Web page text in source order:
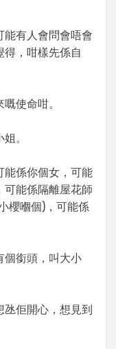
能有人會問會唔會
得，咁樣先係自
使命咁。
。
能係你個女，可能
可能係隔離屋花師
櫻嗰個)，可能係
個銜頭，叫大小
氹佢開心，想見到